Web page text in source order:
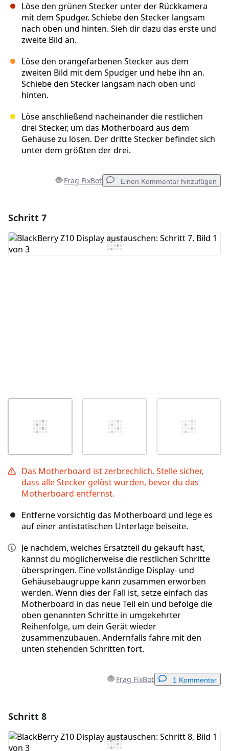
Löse den grünen Stecker unter der Rückkamera
mit dem Spudger. Schiebe den Stecker langsam
nach oben und hinten. Sieh dir dazu das erste und
zweite Bild an.
Löse den orangefarbenen Stecker aus dem
zweiten Bild mit dem Spudger und hebe ihn an.
Schiebe den Stecker langsam nach oben und
hinten.
Löse anschließend nacheinander die restlichen
drei Stecker, um das Motherboard aus dem
Gehäuse zu lösen. Der dritte Stecker befindet sich
unter dem größten der drei.
Frag FixBot Einen Kommentar hinzufügen
Kommentar hinzufügen
Schritt 7
Das Motherboard ist zerbrechlich. Stelle sicher,
dass alle Stecker gelöst wurden, bevor du das
Motherboard entfernst.
Entferne vorsichtig das Motherboard und lege es
auf einer antistatischen Unterlage beiseite.
Je nachdem, welches Ersatzteil du gekauft hast,
kannst du möglicherweise die restlichen Schritte
überspringen. Eine vollständige Display- und
Gehäusebaugruppe kann zusammen erworben
werden. Wenn dies der Fall ist, setze einfach das
Motherboard in das neue Teil ein und befolge die
oben genannten Schritte in umgekehrter
Reihenfolge, um dein Gerät wieder
zusammenzubauen. Andernfalls fahre mit den
unten stehenden Schritten fort.
Frag FixBot 1 Kommentar
Kommentar hinzufügen
Schritt 8